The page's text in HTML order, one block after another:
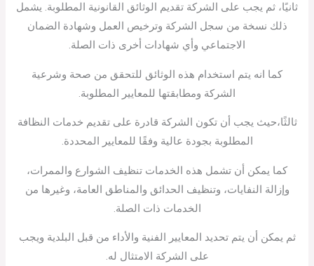
ثانيًا، ثم يجب على الشركة تقديم الوثائق القانونية المطلوبة. يشمل
ذلك نسخة من سجل الشركة وترخيص العمل وشهادة الضمان
الاجتماعي وأي شهادات أخرى ذات الصلة.
كما انه يتم استخدام هذه الوثائق للتحقق من صحة وشرعية
الشركة ومطابقتها للمعايير المطلوبة.
ثالثًا،حيث يجب أن تكون الشركة قادرة على تقديم خدمات النظافة
المطلوبة بجودة عالية وفقًا للمعايير المحددة.
كما يمكن أن تشمل هذه الخدمات تنظيف الشوارع والممرات،
وإزالة النفايات، وتنظيف الحدائق والمناطق العامة، وغيرها من
الخدمات ذات الصلة.
ثم يمكن أن يتم تحديد المعايير الفنية والأداء من قبل البلدية ويجب
على الشركة الامتثال له.